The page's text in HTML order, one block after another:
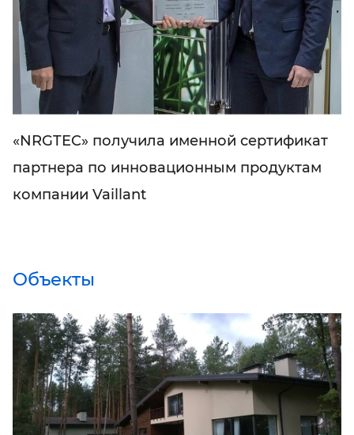
«NRGTEC» получила именной сертификат
партнера по инновационным продуктам
компании Vaillant
Объекты